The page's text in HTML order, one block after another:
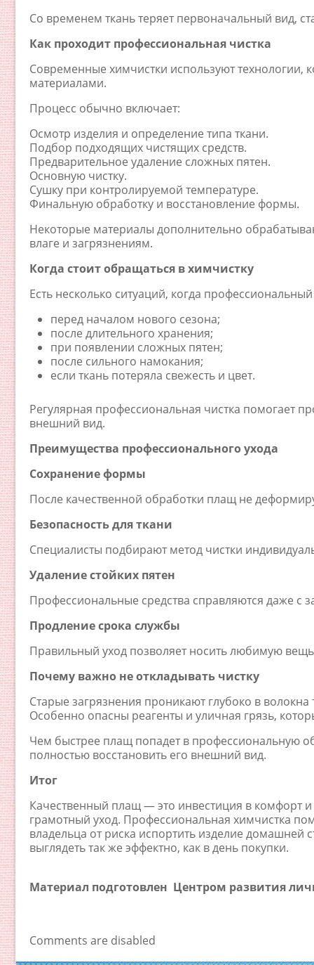
Со временем ткань теряет первоначальный вид,
Как проходит профессиональная чистка
Современные химчистки используют технологии,
материалами.
Процесс обычно включает:
Осмотр изделия и определение типа ткани.
Подбор подходящих чистящих средств.
Предварительное удаление сложных пятен.
Основную чистку.
Сушку при контролируемой температуре.
Финальную обработку и восстановление формы.
Некоторые материалы дополнительно
влаге и загрязнениям.
Когда стоит обращаться в химчистку
Есть несколько ситуаций, когда
перед началом нового сезона;
после длительного хранения;
при появлении сложных пятен;
после сильного намокания;
если ткань потеряла свежесть и цвет.
Регулярная профессиональная чистка помогает
внешний вид.
Преимущества профессионального ухода
Сохранение формы
После качественной обработки плащ не
Безопасность для ткани
Специалисты подбирают метод чистки
Удаление стойких пятен
Профессиональные средства справляются даже с
Продление срока службы
Правильный уход позволяет носить любимую
Почему важно не откладывать чистку
Старые загрязнения проникают глубоко в
Особенно опасны реагенты и уличная грязь,
Чем быстрее плащ попадет в профессиональную
полностью восстановить его внешний вид.
Итог
Качественный плащ — это инвестиция в комфорт
грамотный уход. Профессиональная химчистка
владельца от риска испортить изделие
выглядеть так же эффектно, как в день покупки.
Материал подготовлен Центром развития
Comments are disabled